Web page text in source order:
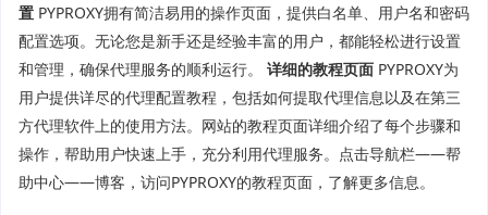
置 PYPROXY拥有简洁易用的操作页面，提供白名单、用户名和密码
配置选项。无论您是新手还是经验丰富的用户，都能轻松进行设置
和管理，确保代理服务的顺利运行。 详细的教程页面 PYPROXY为
用户提供详尽的代理配置教程，包括如何提取代理信息以及在第三
方代理软件上的使用方法。网站的教程页面详细介绍了每个步骤和
操作，帮助用户快速上手，充分利用代理服务。点击导航栏——帮
助中心——博客，访问PYPROXY的教程页面，了解更多信息。